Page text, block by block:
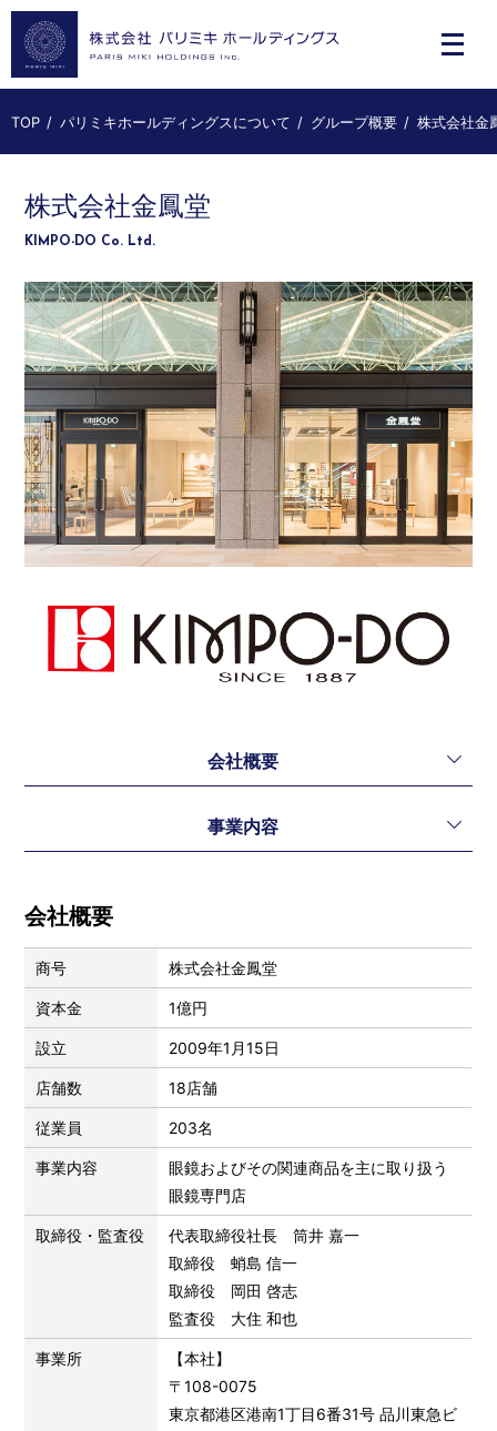
TOP パリミキホールディングスについて グループ概要 株式会社金
株式会社金鳳堂
KIMPO-DO Co. Ltd.
会社概要
事業内容
会社概要
商号 株式会社金鳳堂
資本金 1億円
設立 2009年1月15日
店舗数 18店舗
従業員 203名
事業内容
眼鏡およびその関連商品を主に取り扱う
眼鏡専門店
取締役・監査役
代表取締役社長 筒井 嘉一
取締役 蛸島 信一
取締役 岡田 啓志
監査役 大住 和也
事業所
【本社】
〒108-0075
東京都港区港南1丁目6番31号 品川東急ビ